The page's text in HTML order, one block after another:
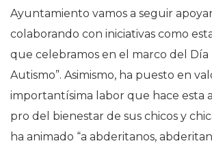
Ayuntamiento vamos a seguir
colaborando con iniciativas como
que celebramos en el marco del Día
Autismo”. Asimismo, ha puesto en
importantísima labor que hace esta
pro del bienestar de sus chicos y
ha animado “a abderitanos,